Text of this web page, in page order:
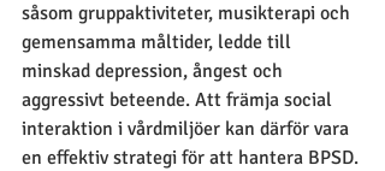
såsom gruppaktiviteter, musikterapi och
gemensamma måltider, ledde till
minskad depression, ångest och
aggressivt beteende. Att främja social
interaktion i vårdmiljöer kan därför vara
en effektiv strategi för att hantera BPSD.